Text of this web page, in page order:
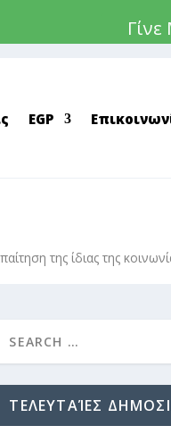
EGP
της ίδιας της
ΤΕΛΕΥΤΑΊΕΣ